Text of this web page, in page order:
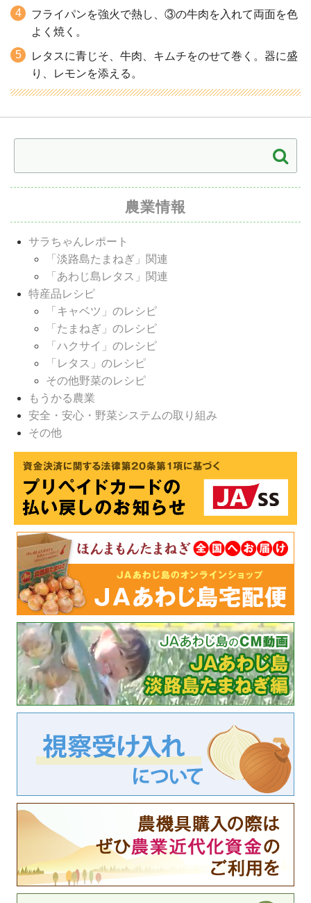
フライパンを強火で熱し、③の牛肉を入れて両面を色
よく焼く。
レタスに青じそ、牛肉、キムチをのせて巻く。器に盛
り、レモンを添える。
農業情報
サラちゃんレポート
「淡路島たまねぎ」関連
「あわじ島レタス」関連
特産品レシピ
「キャベツ」のレシピ
「たまねぎ」のレシピ
「ハクサイ」のレシピ
「レタス」のレシピ
その他野菜のレシピ
もうかる農業
安全・安心・野菜システムの取り組み
その他